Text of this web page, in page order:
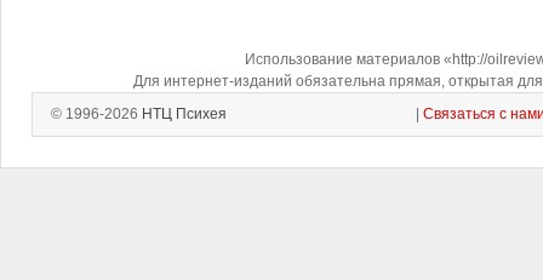
Использование материалов «http://
Для интернет-изданий обязательна прямая, открытая
© 1996-2026 НТЦ Психея Связаться с